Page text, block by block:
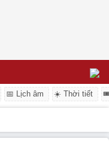
📅 Lịch âm ☀️ Thời tiết